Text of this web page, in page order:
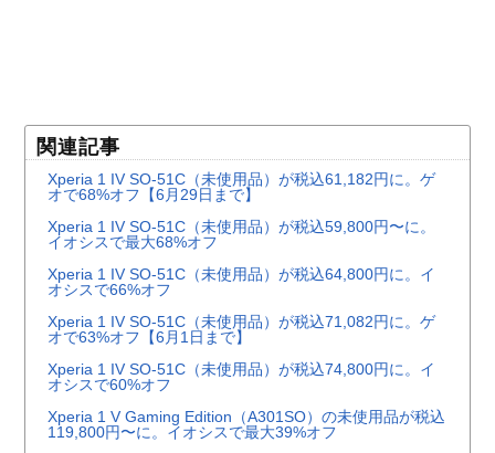
関連記事
Xperia 1 IV SO-51C（未使用品）が税込61,182円に。ゲ
オで68%オフ【6月29日まで】
Xperia 1 IV SO-51C（未使用品）が税込59,800円〜に。
イオシスで最大68%オフ
Xperia 1 IV SO-51C（未使用品）が税込64,800円に。イ
オシスで66%オフ
Xperia 1 IV SO-51C（未使用品）が税込71,082円に。ゲ
オで63%オフ【6月1日まで】
Xperia 1 IV SO-51C（未使用品）が税込74,800円に。イ
オシスで60%オフ
Xperia 1 V Gaming Edition（A301SO）の未使用品が税込
119,800円〜に。イオシスで最大39%オフ